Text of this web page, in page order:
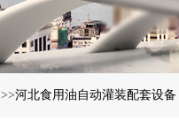
>>河北食用油自动灌装配套设备